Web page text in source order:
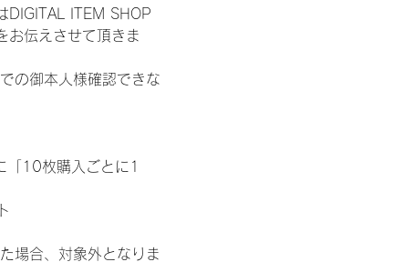
DIGITAL ITEM SHOP
お伝えさせて頂きま
の御本人様確認できな
「10枚購入ごとに1
場合、対象外となりま